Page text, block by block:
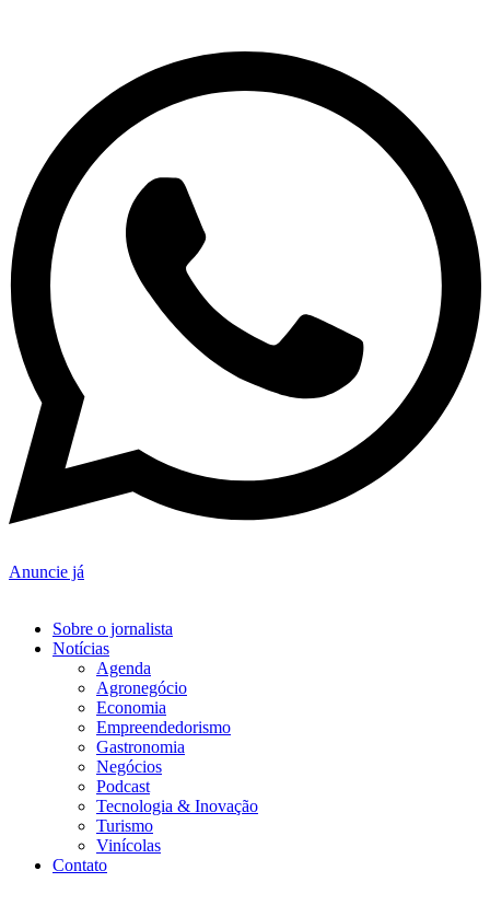
Anuncie já
Sobre o jornalista
Notícias
Agenda
Agronegócio
Economia
Empreendedorismo
Gastronomia
Negócios
Podcast
Tecnologia & Inovação
Turismo
Vinícolas
Contato